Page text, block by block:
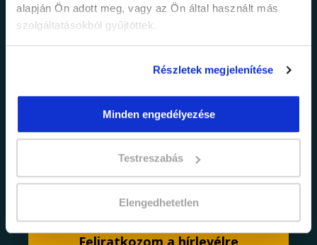
alapján Ön adott meg, vagy az Ön által használt más
szolgáltatásokból gyűjtöttek.
Részletek megjelenítése
Minden engedélyezése
Testreszabás
Elengedhetetlen
Értesülj elsőként legújabb tanfolyamainkról,
legfrissebb híreinkről és időszakos
promócióinkról.
Elfogadom azadatkezelési tájékoztatóban